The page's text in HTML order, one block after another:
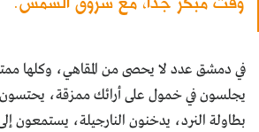
في دمشق عدد لا يحصى من المقاهي، وكلها
يجلسون في خمول على أرائك ممزقة، يحتسون
بطاولة النرد، يدخنون النارجيلة، يستمعون